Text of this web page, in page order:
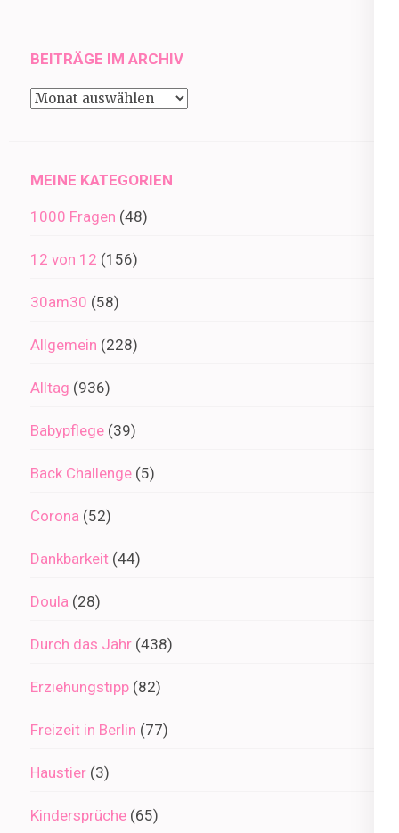
BEITRÄGE IM ARCHIV
Beiträge
MEINE KATEGORIEN
1000 Fragen (48)
12 von 12 (156)
30am30 (58)
Allgemein (228)
Alltag (936)
Babypflege (39)
Back Challenge (5)
Corona (52)
Dankbarkeit (44)
Doula (28)
Durch das Jahr (438)
Erziehungstipp (82)
Freizeit in Berlin (77)
Haustier (3)
Kindersprüche (65)